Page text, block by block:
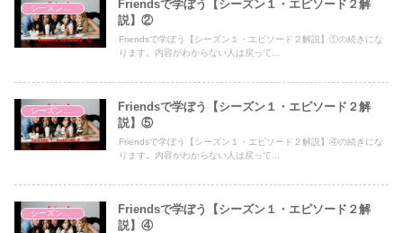
シーズン１・エピソード２
Friendsで学ぼう【シーズン１・エピソード２解
説】②
Friendsで学ぼう【シーズン１・エピソード２解説】①の続きにな
ります。内容がわからない人は戻って...
Friendsで学ぼう【シーズン１・エピソード２解
説】⑤
Friendsで学ぼう【シーズン１・エピソード２解説】④の続きにな
ります。内容がわからない人は戻って...
Friendsで学ぼう【シーズン１・エピソード２解
説】④